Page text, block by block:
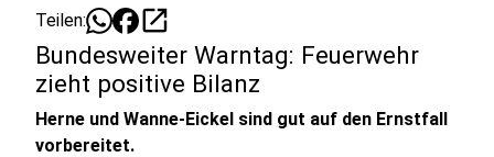
Teilen: open_in_new
Bundesweiter Warntag: Feuerwehr
zieht positive Bilanz
Herne und Wanne-Eickel sind gut auf den Ernstfall
vorbereitet.